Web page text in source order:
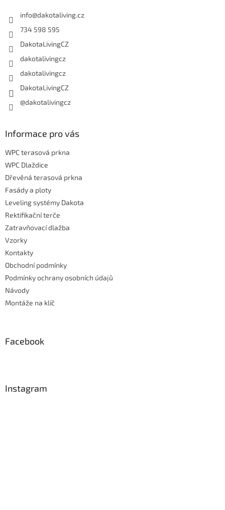
info@dakotaliving.cz
734 598 595
DakotaLivingCZ
dakotalivingcz
dakotalivingcz
DakotaLivingCZ
@dakotalivingcz
Informace pro vás
WPC terasová prkna
WPC Dlaždice
Dřevěná terasová prkna
Fasády a ploty
Leveling systémy Dakota
Rektifikační terče
Zatravňovací dlažba
Vzorky
Kontakty
Obchodní podmínky
Podmínky ochrany osobních údajů
Návody
Montáže na klíč
Facebook
Instagram